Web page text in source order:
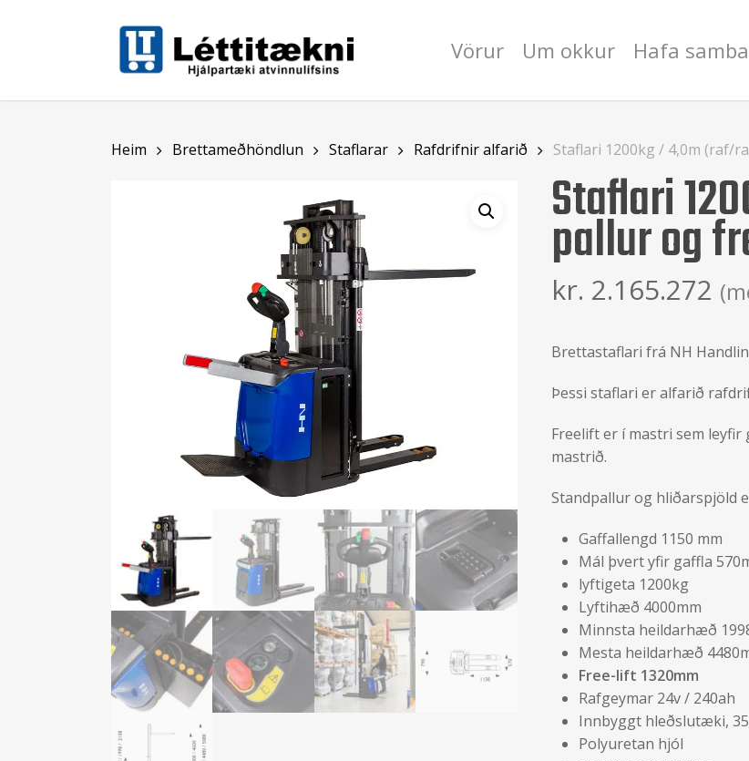
Vörur Um okkur Hafa
Heim Brettameðhöndlun Staflarar Rafdrifnir alfarið Staflari 1200kg / 4,0m (raf/
Staflari
pallur og
kr. 2.165.272
Brettastaflari frá NH
Þessi staflari er alfarið
Freelift er í mastri sem
mastrið.
Standpallur og hliðarspjöld
Gaffallengd 1150 mm
Mál þvert yfir gaffla
lyftigeta 1200kg
Lyftihæð 4000mm
Minnsta heildarhæð
Mesta heildarhæð
Free-lift 1320mm
Rafgeymar 24v / 240ah
Innbyggt hleðslutæki,
Polyuretan hjól